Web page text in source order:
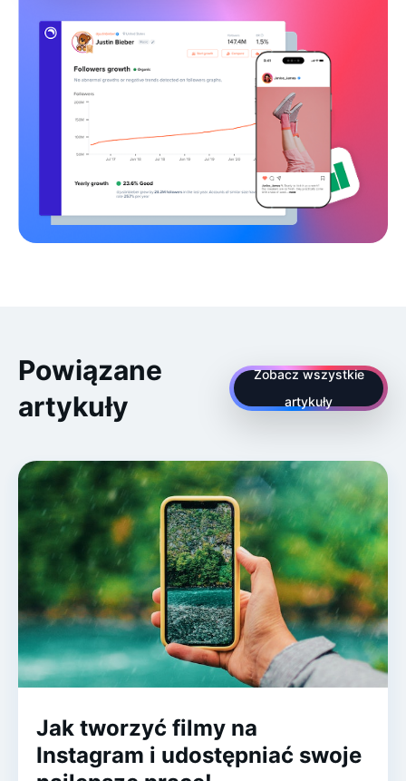
Powiązane
artykuły
Zobacz wszystkie
artykuły
Jak tworzyć filmy na
Instagram i udostępniać swoje